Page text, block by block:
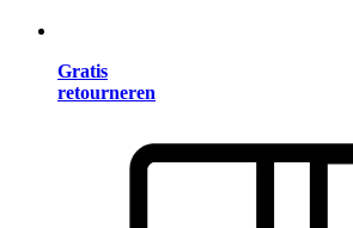
Gratis
retourneren